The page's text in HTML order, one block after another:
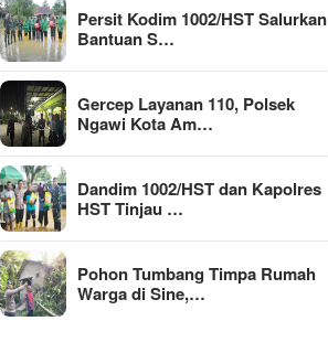
Persit Kodim 1002/HST Salurkan
Bantuan S…
Gercep Layanan 110, Polsek
Ngawi Kota Am…
Dandim 1002/HST dan Kapolres
HST Tinjau …
Pohon Tumbang Timpa Rumah
Warga di Sine,…